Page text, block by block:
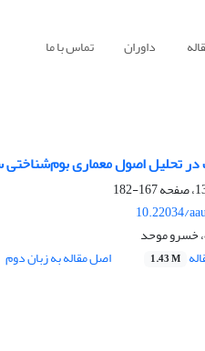
داوران تماس با ما
تحلیل اصول معماری بوم‌شناختی
167-182
10.22034/
خسرو موحد
1.43 M اصل مقاله به زبان دوم